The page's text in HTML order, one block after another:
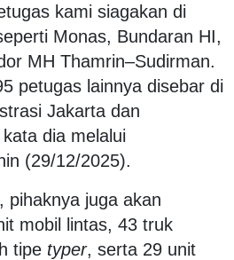
kami siagakan di
Monas, Bundaran HI,
MH Thamrin–Sudirman.
petugas lainnya disebar di
Jakarta dan
dia melalui
(29/12/2025).
pihaknya juga akan
mobil lintas, 43 truk
tipe typer, serta 29 unit